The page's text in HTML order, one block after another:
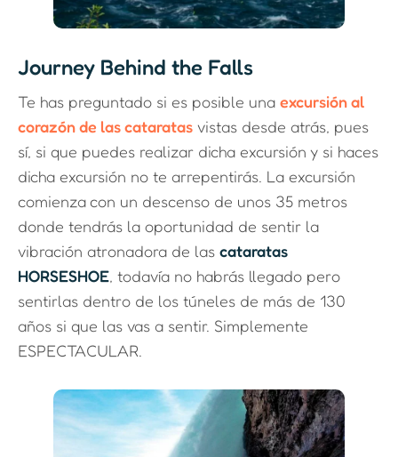
Journey Behind the Falls
Te has preguntado si es posible una excursión al
corazón de las cataratas vistas desde atrás, pues
sí, si que puedes realizar dicha excursión y si haces
dicha excursión no te arrepentirás. La excursión
comienza con un descenso de unos 35 metros
donde tendrás la oportunidad de sentir la
vibración atronadora de las cataratas
HORSESHOE, todavía no habrás llegado pero
sentirlas dentro de los túneles de más de 130
años si que las vas a sentir. Simplemente
ESPECTACULAR.